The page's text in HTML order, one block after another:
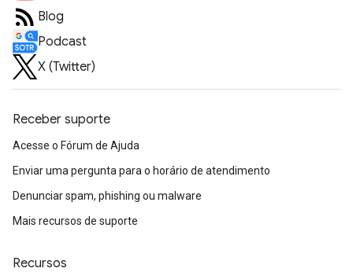
Blog
Podcast
X (Twitter)
Receber suporte
Acesse o Fórum de Ajuda
Enviar uma pergunta para o horário de atendimento
Denunciar spam, phishing ou malware
Mais recursos de suporte
Recursos